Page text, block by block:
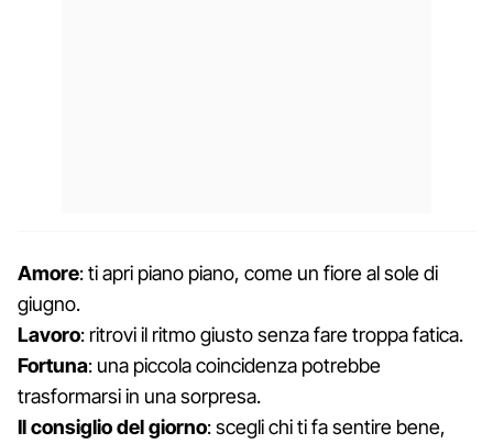
Amore: ti apri piano piano, come un fiore al sole di
giugno.
Lavoro: ritrovi il ritmo giusto senza fare troppa fatica.
Fortuna: una piccola coincidenza potrebbe
trasformarsi in una sorpresa.
Il consiglio del giorno: scegli chi ti fa sentire bene,